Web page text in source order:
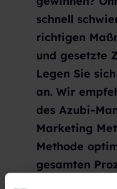
schnell
richtigen
und gesetzte
Legen Sie
an. Wir
des Azubi-
Marketing
Methode
gesamten
Kontakt zu